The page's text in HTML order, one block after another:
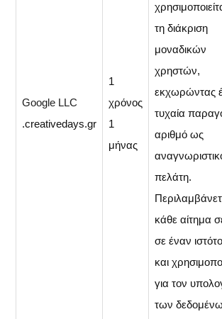
Google LLC
.creativedays.gr
1
χρόνος
1
μήνας
τη διάκριση
μοναδικών
χρηστών,
εκχωρώντας
τυχαία
αριθμό ως
πελάτη.
κάθε αίτημα
σε έναν
και
για τον
των